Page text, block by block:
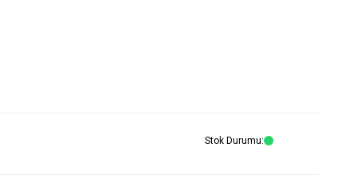
Stok Durumu